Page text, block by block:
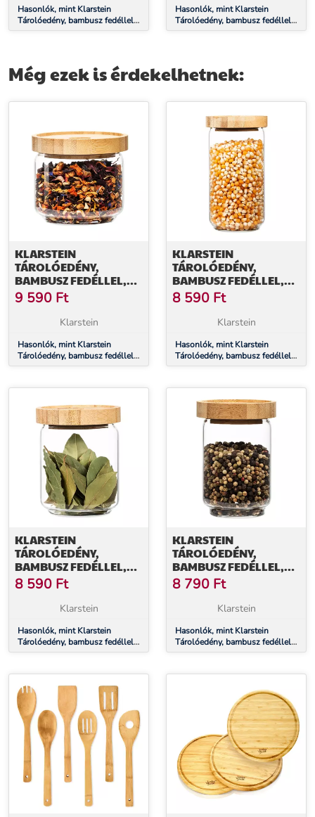
Hasonlók, mint Klarstein
Tárolóedény, bambusz fedéllel,
1700 ml, egymásra helyezhető,
Hasonlók, mint Klarstein
Tárolóedény, bambusz fedéllel,
1000 ml, egymásra helyezhető,
Még ezek is érdekelhetnek:
KLARSTEIN
TÁROLÓEDÉNY,
BAMBUSZ FEDÉLLEL,
300 ML, EGYMÁSRA
HELYEZHETŐ,
LÉGMENTESEN
9 590 Ft
Klarstein
Hasonlók, mint Klarstein
Tárolóedény, bambusz fedéllel,
300 ml, egymásra helyezhető,
KLARSTEIN
TÁROLÓEDÉNY,
BAMBUSZ FEDÉLLEL,
580 ML, EGYMÁSRA
HELYEZHETŐ,
LÉGMENTESEN
8 590 Ft
Klarstein
Hasonlók, mint Klarstein
Tárolóedény, bambusz fedéllel,
580 ml, egymásra helyezhető,
KLARSTEIN
TÁROLÓEDÉNY,
BAMBUSZ FEDÉLLEL,
320 ML, EGYMÁSRA
HELYEZHETŐ,
LÉGMENTESEN
8 590 Ft
Klarstein
Hasonlók, mint Klarstein
Tárolóedény, bambusz fedéllel,
320 ml, egymásra helyezhető,
KLARSTEIN
TÁROLÓEDÉNY,
BAMBUSZ FEDÉLLEL,
250 ML, EGYMÁSRA
HELYEZHETŐ,
LÉGMENTESEN
8 790 Ft
Klarstein
Hasonlók, mint Klarstein
Tárolóedény, bambusz fedéllel,
250 ml, egymásra helyezhető,